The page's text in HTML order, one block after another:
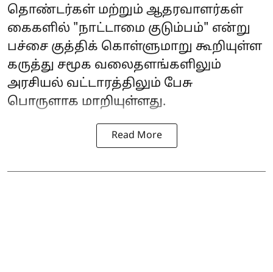
தொண்டர்கள் மற்றும் ஆதரவாளர்கள்
கைகளில் "நாட்டாமை குடும்பம்" என்று
பச்சை குத்திக் கொள்ளுமாறு கூறியுள்ள
கருத்து சமூக வலைதளங்களிலும்
அரசியல் வட்டாரத்திலும் பேசு
பொருளாக மாறியுள்ளது.
Read More